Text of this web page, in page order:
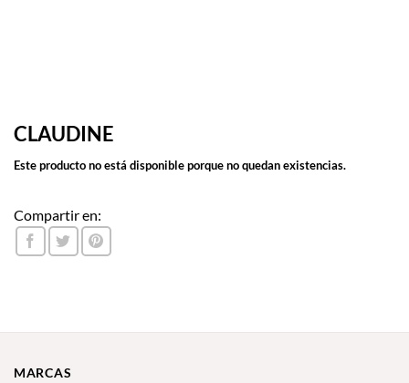
CLAUDINE
Este producto no está disponible porque no quedan existencias.
Compartir en:
MARCAS